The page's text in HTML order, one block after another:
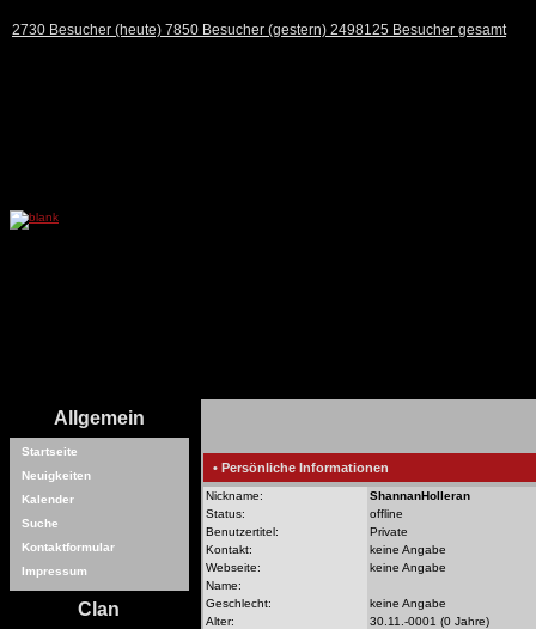
2730 Besucher (heute) 7850 Besucher (gestern) 2498125 Besucher gesamt
Allgemein
Startseite
Neuigkeiten
Kalender
Suche
Kontaktformular
Impressum
Clan
• Persönliche Informationen
Nickname:
ShannanHolleran
Status:
offline
Benutzertitel:
Private
Kontakt:
keine Angabe
Webseite:
keine Angabe
Name:
Geschlecht:
keine Angabe
Alter:
30.11.-0001 (0 Jahre)